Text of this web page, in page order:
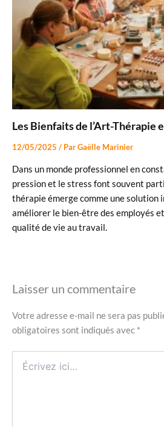
Les Bienfaits de l’Art-Thérapie
12/05/2025 / ParGaëlle Marinier
Dans un monde professionnel en
pression et le stress font souvent
thérapie émerge comme une solution
améliorer le bien-être des employés
qualité de vie au travail.
Laisser un commentaire
Votre adresse e-mail ne sera pas
obligatoires sont indiqués avec *
ici…